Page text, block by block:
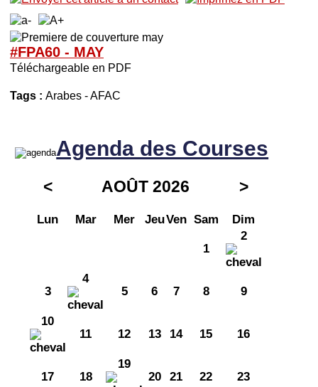
#FPA60 - MAY
Téléchargeable en PDF
Tags : Arabes -AFAC
Agenda des Courses
< AOÛT 2026 >
Lun Mar Mer JeuVen Sam Dim
1
2
3
4
5
6 7 8 9
10
11
12 13 14 15 16
17 18
19
20
21 22 23